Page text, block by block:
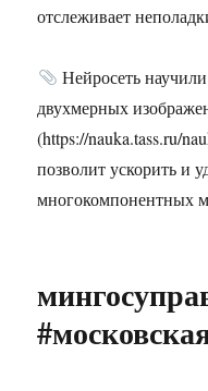
отслеживает
Нейросеть
двухмерных
(https://nauka.tass.ru/
позволит ускорить и
многокомпонентных